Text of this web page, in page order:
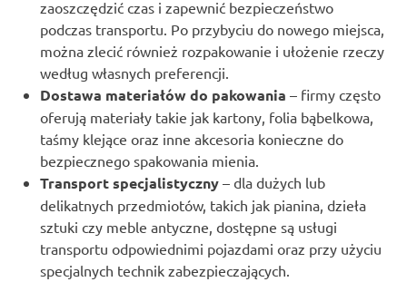
zaoszczędzić czas i zapewnić bezpieczeństwo
podczas transportu. Po przybyciu do nowego miejsca,
można zlecić również rozpakowanie i ułożenie rzeczy
według własnych preferencji.
Dostawa materiałów do pakowania – firmy często
oferują materiały takie jak kartony, folia bąbelkowa,
taśmy klejące oraz inne akcesoria konieczne do
bezpiecznego spakowania mienia.
Transport specjalistyczny – dla dużych lub
delikatnych przedmiotów, takich jak pianina, dzieła
sztuki czy meble antyczne, dostępne są usługi
transportu odpowiednimi pojazdami oraz przy użyciu
specjalnych technik zabezpieczających.